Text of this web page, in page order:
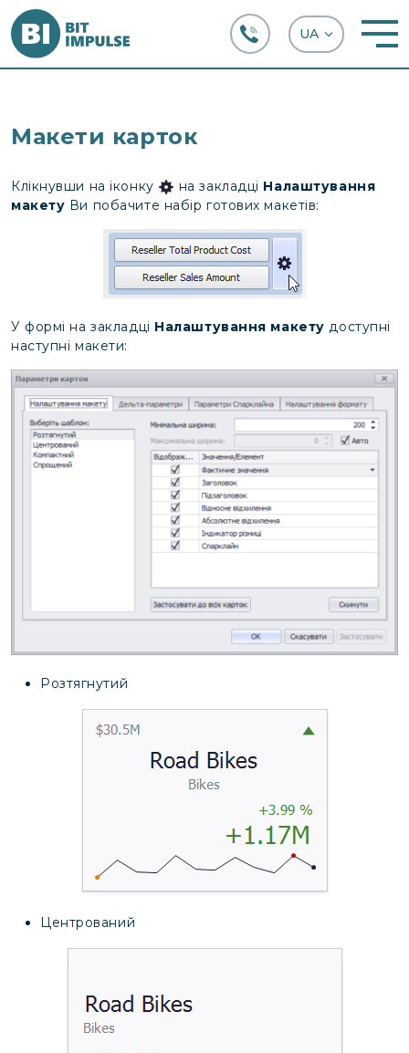
Макети карток
Клікнувши на іконку на закладці Налаштування
макету Ви побачите набір готових макетів:
У формі на закладці Налаштування макету доступні
наступні макети:
Розтягнутий
Центрований